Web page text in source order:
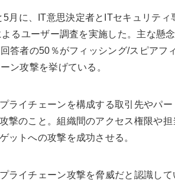
に、IT意思決定者とITセキュリティ
るユーザー調査を実施した。主な懸
答者の50％がフィッシング/スピアフ
ン攻撃を挙げている。
ライチェーンを構成する取引先やパー
撃のこと。組織間のアクセス権限や
ットへの攻撃を成功させる。
ライチェーン攻撃を脅威だと認識して